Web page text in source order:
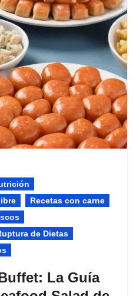
Recetas con carne
de Dietas
La Guía